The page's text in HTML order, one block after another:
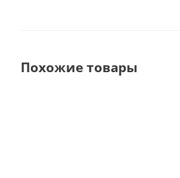
Похожие товары